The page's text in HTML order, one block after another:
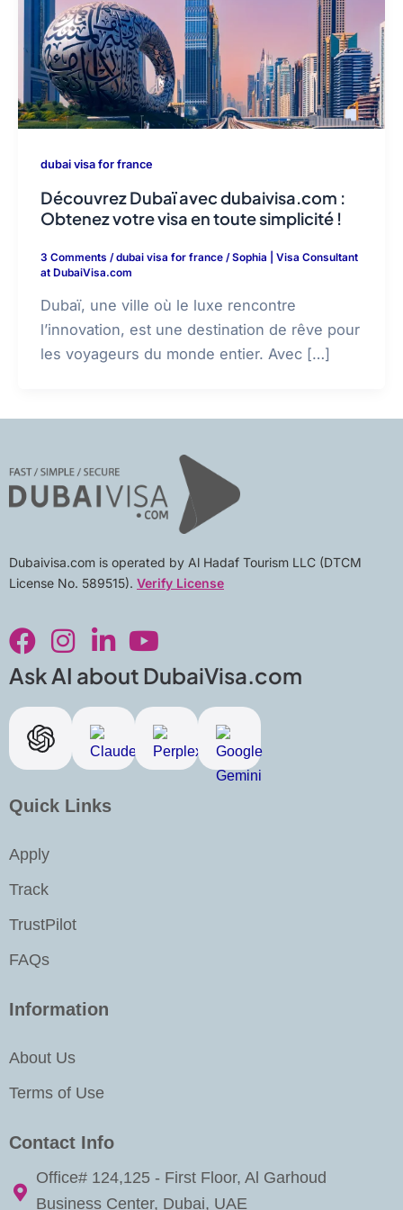
dubai visa for france
Découvrez Dubaï avec dubaivisa.com :
Obtenez votre visa en toute simplicité !
3 Comments /dubai visa for france/Sophia | Visa Consultant
at DubaiVisa.com
Dubaï, une ville où le luxe rencontre
l’innovation, est une destination de rêve pour
les voyageurs du monde entier. Avec […]
Dubaivisa.com is operated by Al Hadaf Tourism LLC (DTCM
License No. 589515). Verify License
a
c
e
b
o
o
k
n
s
t
a
g
r
a
i
n
k
e
d
i
n
o
u
t
u
b
e
Ask AI about DubaiVisa.com
Quick Links
Apply
Track
TrustPilot
FAQs
Information
About Us
Terms of Use
Contact Info
Office# 124,125 - First Floor, Al Garhoud
Business Center, Dubai, UAE